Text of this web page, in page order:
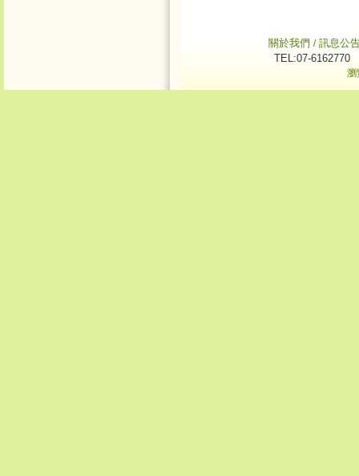
關於我們 / 訊息公
TEL:07-
瀏